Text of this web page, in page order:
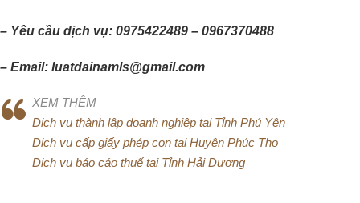
– Yêu cầu dịch vụ: 0975422489 – 0967370488
– Email: luatdainamls@gmail.com
XEM THÊM
Dịch vụ thành lập doanh nghiệp tại Tỉnh Phú Yên
Dịch vụ cấp giấy phép con tại Huyện Phúc Thọ
Dịch vụ báo cáo thuế tại Tỉnh Hải Dương